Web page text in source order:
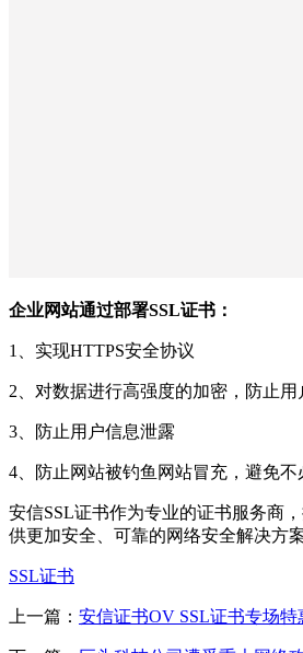
企业网站通过部署SSL证书：
1、实现HTTPS安全协议
2、对数据进行高强度的加密，防止
3、防止用户信息泄露
4、防止网站被钓鱼网站冒充，避免
安信SSL证书作为专业的证书服务商
供更加安全、可靠的网络安全解决方案
SSL证书
上一篇： 安信证书OV SSL证书专场特